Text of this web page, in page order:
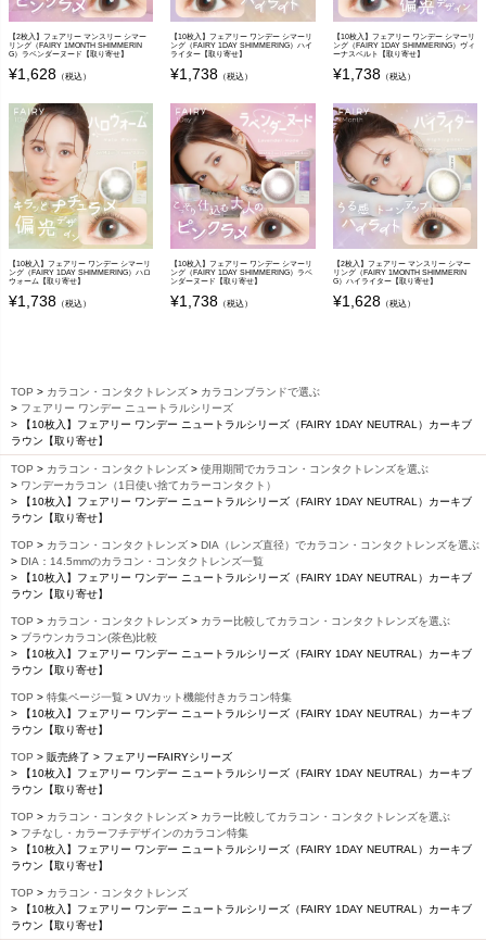
【2枚入】フェアリー マンスリー シマー
リング（FAIRY 1MONTH SHIMMERIN
G）ラベンダーヌード【取り寄せ】
¥1,628 （税込）
【10枚入】フェアリー ワンデー シマーリ
ング（FAIRY 1DAY SHIMMERING）ハイ
ライター【取り寄せ】
¥1,738 （税込）
【10枚入】フェアリー ワンデー シマーリ
ング（FAIRY 1DAY SHIMMERING）ヴィ
ーナスベルト【取り寄せ】
¥1,738（税込）
【10枚入】フェアリー ワンデー シマーリ
ング（FAIRY 1DAY SHIMMERING）ハロ
ウォーム【取り寄せ】
¥1,738 （税込）
【10枚入】フェアリー ワンデー シマーリ
ング（FAIRY 1DAY SHIMMERING）ラベ
ンダーヌード【取り寄せ】
¥1,738 （税込）
【2枚入】フェアリー マンスリー シマー
リング（FAIRY 1MONTH SHIMMERIN
G）ハイライター【取り寄せ】
¥1,628（税込）
TOP カラコン・コンタクトレンズ
カラコンブランドで選ぶ
フェアリー ワンデー ニュートラルシリーズ
【10枚入】フェアリー ワンデー ニュートラルシリーズ（FAIRY 1DAY NEUTRAL）カーキブ
ラウン【取り寄せ】
TOP カラコン・コンタクトレンズ
使用期間でカラコン・コンタクトレンズを選ぶ
ワンデーカラコン（1日使い捨てカラーコンタクト）
【10枚入】フェアリー ワンデー ニュートラルシリーズ（FAIRY 1DAY NEUTRAL）カーキブ
ラウン【取り寄せ】
TOP カラコン・コンタクトレンズ
DIA（レンズ直径）でカラコン・コンタクトレンズを選ぶ
DIA：14.5mmのカラコン・コンタクトレンズ一覧
【10枚入】フェアリー ワンデー ニュートラルシリーズ（FAIRY 1DAY NEUTRAL）カーキブ
ラウン【取り寄せ】
TOP カラコン・コンタクトレンズ
カラー比較してカラコン・コンタクトレンズを選ぶ
ブラウンカラコン(茶色)比較
【10枚入】フェアリー ワンデー ニュートラルシリーズ（FAIRY 1DAY NEUTRAL）カーキブ
ラウン【取り寄せ】
TOP 特集ページ一覧
UVカット機能付きカラコン特集
【10枚入】フェアリー ワンデー ニュートラルシリーズ（FAIRY 1DAY NEUTRAL）カーキブ
ラウン【取り寄せ】
TOP 販売終了
フェアリーFAIRYシリーズ
【10枚入】フェアリー ワンデー ニュートラルシリーズ（FAIRY 1DAY NEUTRAL）カーキブ
ラウン【取り寄せ】
TOP カラコン・コンタクトレンズ
カラー比較してカラコン・コンタクトレンズを選ぶ
フチなし・カラーフチデザインのカラコン特集
【10枚入】フェアリー ワンデー ニュートラルシリーズ（FAIRY 1DAY NEUTRAL）カーキブ
ラウン【取り寄せ】
TOP
カラコン・コンタクトレンズ
【10枚入】フェアリー ワンデー ニュートラルシリーズ（FAIRY 1DAY NEUTRAL）カーキブ
ラウン【取り寄せ】